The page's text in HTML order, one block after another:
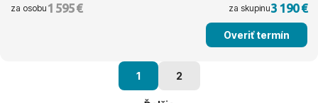
za osobu 1 595 € za skupinu3 190 €
Overiť termín
1 2